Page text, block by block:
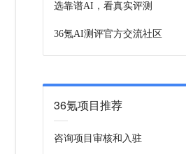
选靠谱AI，看真实评测
36氪AI测评官方交流社区
36氪项目推荐
咨询项目审核和入驻